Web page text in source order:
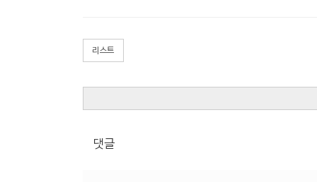
리스트
댓글